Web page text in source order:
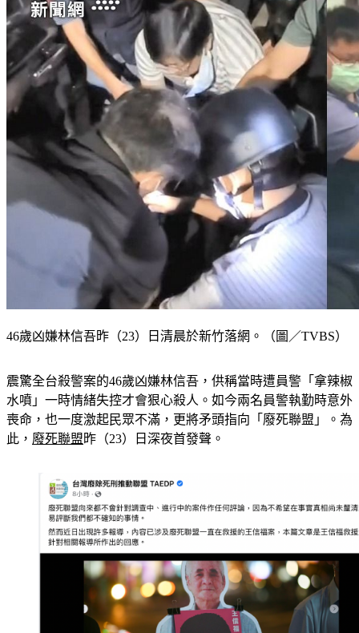
46歲凶嫌林信吾昨（23）日清晨於新竹落網。（圖／TVBS）
震驚全台殺警案的46歲凶嫌林信吾，供稱當時遭員警「拿辣椒
水噴」一時情緒失控才會狠心殺人。如今兩名員警執勤時意外
喪命，也一度激起民眾不滿，更將矛頭指向「廢死聯盟」。為
此， 廢死聯盟昨（23）日深夜首發聲。